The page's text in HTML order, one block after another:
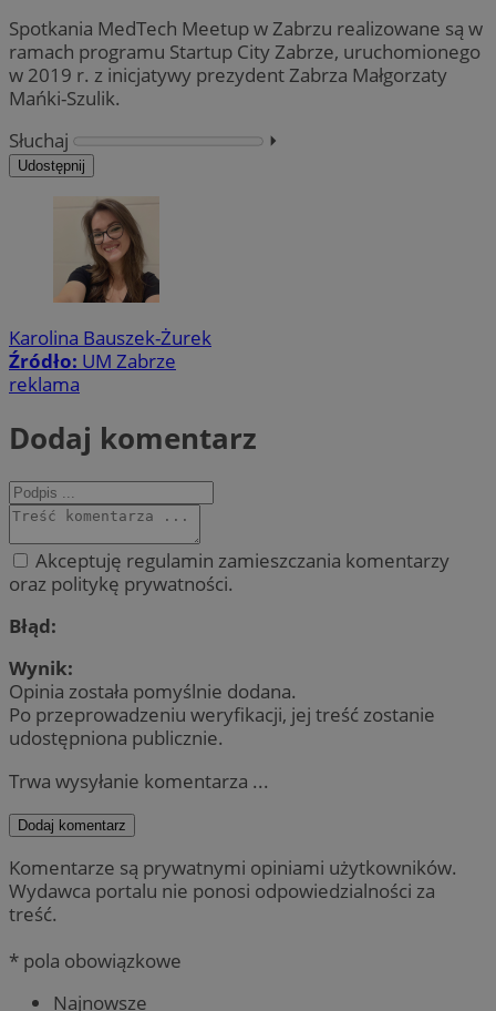
Spotkania MedTech Meetup w Zabrzu realizowane są w
ramach programu Startup City Zabrze, uruchomionego
w 2019 r. z inicjatywy prezydent Zabrza Małgorzaty
Mańki-Szulik.
Słuchaj
⏵︎
Udostępnij
Karolina Bauszek-Żurek
Źródło: UM Zabrze
reklama
Dodaj komentarz
Akceptuję regulamin zamieszczania komentarzy
oraz politykę prywatności.
Błąd:
Wynik:
Opinia została pomyślnie dodana.
Po przeprowadzeniu weryfikacji, jej treść zostanie
udostępniona publicznie.
Trwa wysyłanie komentarza ...
Dodaj komentarz
Komentarze są prywatnymi opiniami użytkowników.
Wydawca portalu nie ponosi odpowiedzialności za
treść.
* pola obowiązkowe
Najnowsze